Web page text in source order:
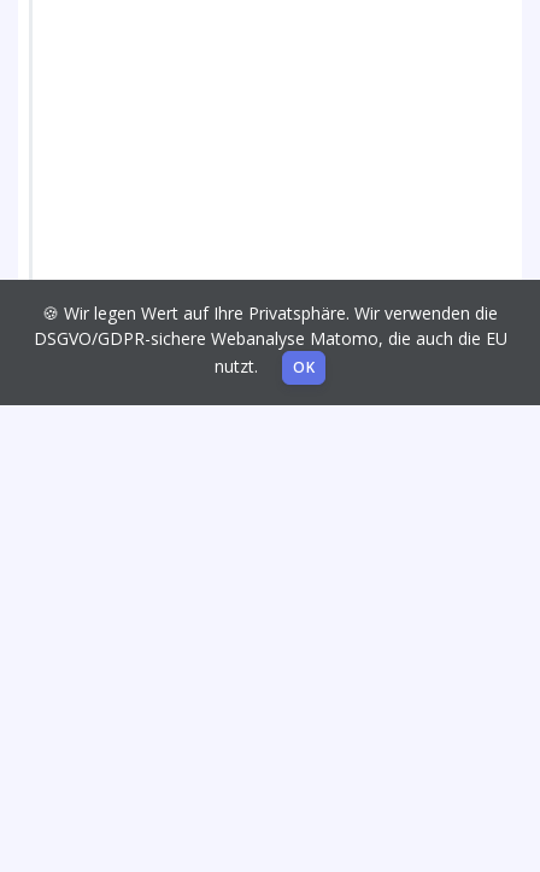
🍪 Wir legen Wert auf Ihre Privatsphäre. Wir verwenden die
DSGVO/GDPR-sichere Webanalyse Matomo, die auch die EU
nutzt.
OK